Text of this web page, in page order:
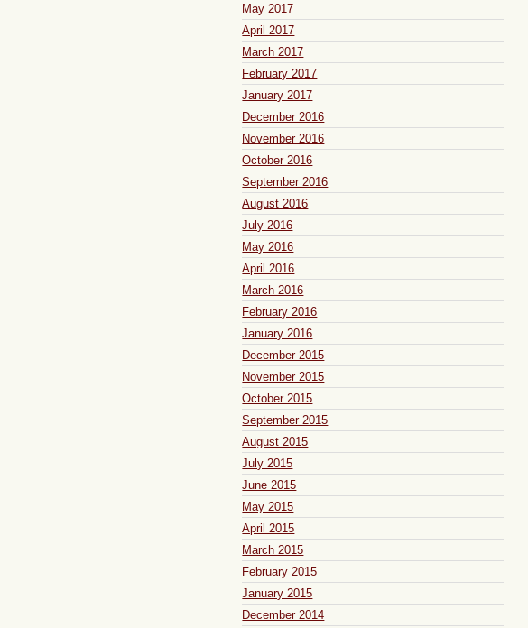
May 2017
April 2017
March 2017
February 2017
January 2017
December 2016
November 2016
October 2016
September 2016
August 2016
July 2016
May 2016
April 2016
March 2016
February 2016
January 2016
December 2015
November 2015
October 2015
September 2015
August 2015
July 2015
June 2015
May 2015
April 2015
March 2015
February 2015
January 2015
December 2014